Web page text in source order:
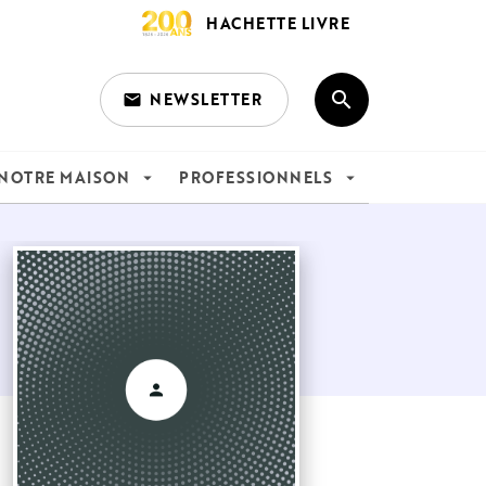
HACHETTE LIVRE
email NEWSLETTER search
MAISON arrow_drop_down PROFESSIONNELS arrow_drop_down